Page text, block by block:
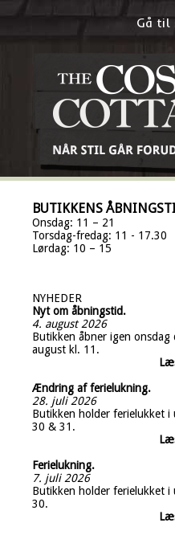
Gå til
BUTIKKENS
Onsdag: 11 – 21
Torsdag-fredag: 11 - 17.30
Lørdag: 10 – 15
NYHEDER
Nyt om åbningstid.
4. august 2026
Butikken åbner igen onsdag
august kl. 11.
Ændring af ferielukning.
28. juli 2026
Butikken holder ferielukket i
30 & 31.
Ferielukning.
7. juli 2026
Butikken holder ferielukket i
30.